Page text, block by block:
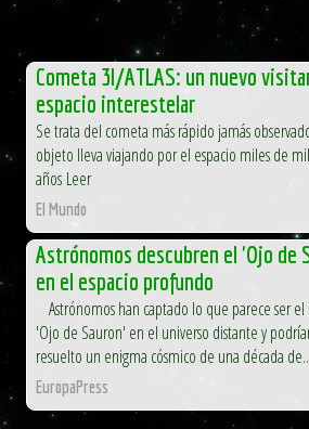
Cometa 3I/ATLAS: un nuevo
espacio interestelar
Se trata del cometa más rápido jamás
objeto lleva viajando por el espacio miles de
años Leer
El Mundo
Astrónomos descubren el 'Ojo de
en el espacio profundo
Astrónomos han captado lo que parece ser
'Ojo de Sauron' en el universo distante y
resuelto un enigma cósmico de una década
EuropaPress